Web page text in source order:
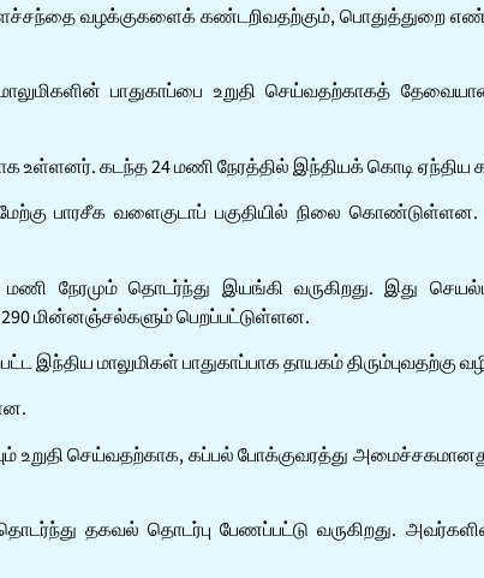
வழக்குகளைக் கண்டறிவதற்கும், பொதுத்துறை
பாதுகாப்பை உறுதி செய்வதற்காகத்
உள்ளனர். கடந்த 24 மணி நேரத்தில் இந்தியக் கொடி
மேற்கு பாரசீக வளைகுடாப் பகுதியில் நிலை
நேரமும் தொடர்ந்து இயங்கி வருகிறது. இது
மின்னஞ்சல்களும் பெறப்பட்டுள்ளன.
இந்திய மாலுமிகள் பாதுகாப்பாக தாயகம் திரும்புவதற்கு
உறுதி செய்வதற்காக, கப்பல் போக்குவரத்து
தகவல் தொடர்பு பேணப்பட்டு வருகிறது.